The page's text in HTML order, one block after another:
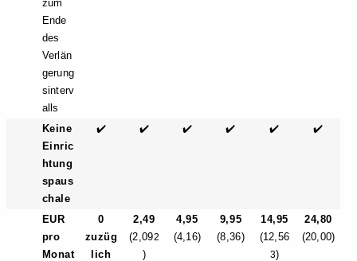
zum
Ende
des
Verlän
gerung
sinterv
alls
Keine
Einric
htung
spaus
chale
✔️ ✔️ ✔️ ✔️ ✔️ ✔️
EUR
pro
Monat
0
zuzüg
lich
2,49
(2,092
)
4,95
(4,16)
9,95
(8,36)
14,95
(12,56
3)
24,80
(20,00)